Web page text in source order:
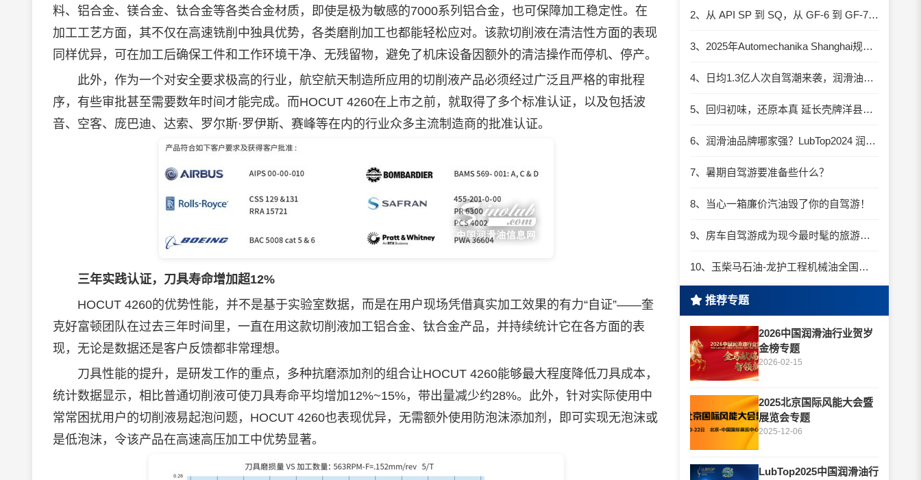
料、铝合金、镁合金、钛合金等各类合金材质，即使是极为敏感的7000系列铝合金，也可保障加工稳定性。在
加工工艺方面，其不仅在高速铣削中独具优势，各类磨削加工也都能轻松应对。该款切削液在清洁性方面的表现
同样优异，可在加工后确保工件和工作环境干净、无残留物，避免了机床设备因额外的清洁操作而停机、停产。
此外，作为一个对安全要求极高的行业，航空航天制造所应用的切削液产品必须经过广泛且严格的审批程
序，有些审批甚至需要数年时间才能完成。而HOCUT 4260在上市之前，就取得了多个标准认证，以及包括波
音、空客、庞巴迪、达索、罗尔斯·罗伊斯、赛峰等在内的行业众多主流制造商的批准认证。
三年实践认证，刀具寿命增加超12%
HOCUT 4260的优势性能，并不是基于实验室数据，而是在用户现场凭借真实加工效果的有力“自证”——奎
克好富顿团队在过去三年时间里，一直在用这款切削液加工铝合金、钛合金产品，并持续统计它在各方面的表
现，无论是数据还是客户反馈都非常理想。
刀具性能的提升，是研发工作的重点，多种抗磨添加剂的组合让HOCUT 4260能够最大程度降低刀具成本，
统计数据显示，相比普通切削液可使刀具寿命平均增加12%~15%，带出量减少约28%。此外，针对实际使用中
常常困扰用户的切削液易起泡问题，HOCUT 4260也表现优异，无需额外使用防泡沫添加剂，即可实现无泡沫或
是低泡沫，令该产品在高速高压加工中优势显著。
2、从 API SP 到 SQ，从 GF-6 到 GF-7：润滑油技术壁垒再升高，你准备好了吗？
3、2025年Automechanika Shanghai规模再度扩大：首次启用国家会展中心（上海）全部15个展馆
4、日均1.3亿人次自驾潮来袭，润滑油行业解锁增长新密码​
5、回归初味，还原本真 延长壳牌洋县踏春自驾游
6、润滑油品牌哪家强？LubTop2024 润滑油总评榜荣耀张榜
7、暑期自驾游要准备些什么？
8、当心一箱廉价汽油毁了你的自驾游！
9、房车自驾游成为现今最时髦的旅游方式
10、玉柴马石油-龙护工程机械油全国招商丨卓越的品质，专业的品牌！
推荐专题
2026中国润滑油行业贺岁
金榜专题
2026-02-15
2025北京国际风能大会暨
展览会专题
2025-12-06
LubTop2025中国润滑油行